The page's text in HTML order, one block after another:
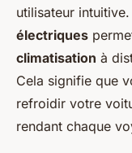
utilisateur
électriques
climatisation à
Cela signifie que
refroidir votre
rendant chaque